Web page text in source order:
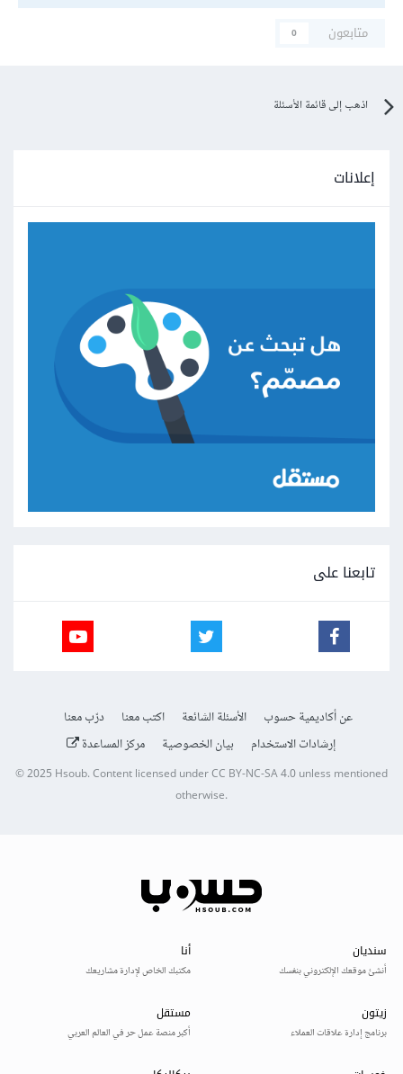
متابعون
0
اذهب إلى قائمة الأسئلة
إعلانات
تابعنا على
عن أكاديمية حسوب الأسئلة الشائعة اكتب معنا
درّب معنا
إرشادات الاستخدام
بيان الخصوصية مركز المساعدة
© 2025Hsoub.Content licensed underCC BY-NC-SA 4.0unless mentioned
otherwise.